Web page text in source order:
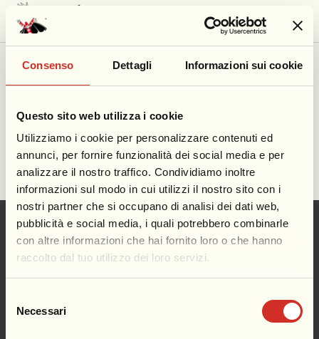
Consenso Dettagli Informazioni sui cookie
Questo sito web utilizza i cookie
Utilizziamo i cookie per personalizzare contenuti ed
annunci, per fornire funzionalità dei social media e per
analizzare il nostro traffico. Condividiamo inoltre
informazioni sul modo in cui utilizzi il nostro sito con i
nostri partner che si occupano di analisi dei dati web,
pubblicità e social media, i quali potrebbero combinarle
con altre informazioni che hai fornito loro o che hanno
raccolto dal tuo utilizzo dei loro servizi.
delNecessari
Home/Contatti Servizi erogati
Servizi erogati
La Fondazione non eroga servizi pertanto questa
area non sarà compilata
Edizione 2026
Musei e Cittadella
Il Territorio